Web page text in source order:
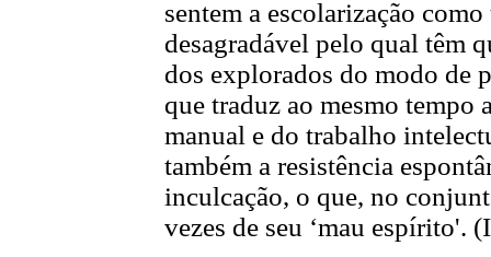
sentem a escolarização
desagradável pelo qual têm
dos explorados do modo de
que traduz ao mesmo tempo
manual e do trabalho
também a resistência
inculcação, o que, no
vezes de seu ‘mau espírito'.